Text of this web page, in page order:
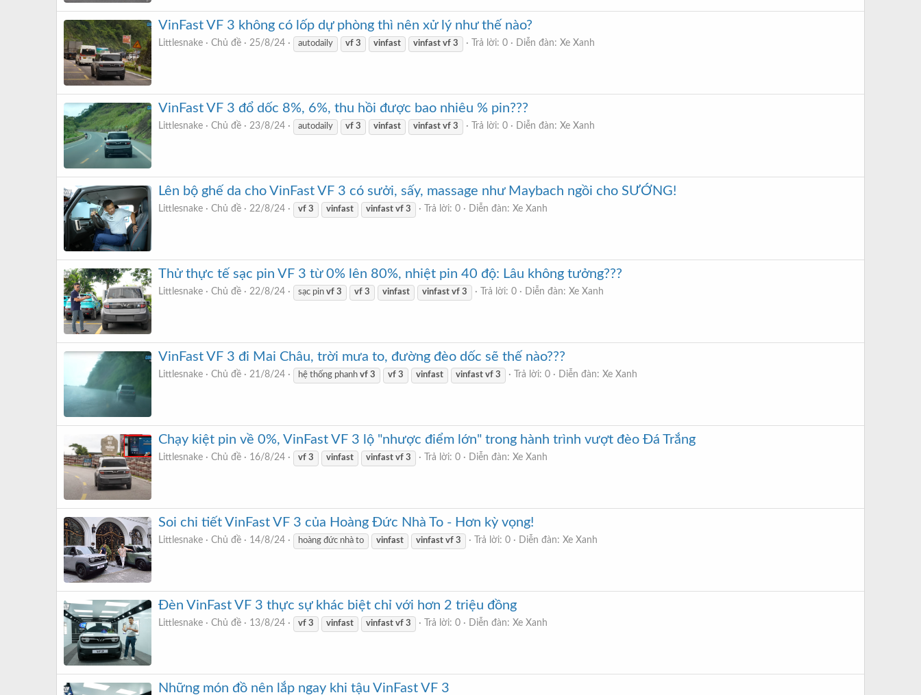
VinFast VF 3 không có lốp dự phòng thì nên xử lý như thế nào?
Littlesnake Chủ đề 25/8/24 autodaily vf 3 vinfast vinfast vf 3 Trả lời: 0 Diễn đàn: Xe Xanh
VinFast VF 3 đổ dốc 8%, 6%, thu hồi được bao nhiêu % pin???
Littlesnake Chủ đề 23/8/24 autodaily vf 3 vinfast vinfast vf 3 Trả lời: 0 Diễn đàn: Xe Xanh
Lên bộ ghế da cho VinFast VF 3 có sưởi, sấy, massage như Maybach ngồi cho SƯỚNG!
Littlesnake Chủ đề 22/8/24 vf 3 vinfast vinfast vf 3 Trả lời: 0 Diễn đàn: Xe Xanh
Thử thực tế sạc pin VF 3 từ 0% lên 80%, nhiệt pin 40 độ: Lâu không tưởng???
Littlesnake Chủ đề 22/8/24 sạc pin vf 3 vf 3 vinfast vinfast vf 3 Trả lời: 0 Diễn đàn: Xe Xanh
VinFast VF 3 đi Mai Châu, trời mưa to, đường đèo dốc sẽ thế nào???
Littlesnake Chủ đề 21/8/24 hệ thống phanh vf 3 vf 3 vinfast vinfast vf 3 Trả lời: 0 Diễn đàn: Xe Xanh
Chạy kiệt pin về 0%, VinFast VF 3 lộ "nhược điểm lớn" trong hành trình vượt đèo Đá Trắng
Littlesnake Chủ đề 16/8/24 vf 3 vinfast vinfast vf 3 Trả lời: 0 Diễn đàn: Xe Xanh
Soi chi tiết VinFast VF 3 của Hoàng Đức Nhà To - Hơn kỳ vọng!
Littlesnake Chủ đề 14/8/24 hoàng đức nhà to vinfast vinfast vf 3 Trả lời: 0 Diễn đàn: Xe Xanh
Đèn VinFast VF 3 thực sự khác biệt chỉ với hơn 2 triệu đồng
Littlesnake Chủ đề 13/8/24 vf 3 vinfast vinfast vf 3 Trả lời: 0 Diễn đàn: Xe Xanh
Những món đồ nên lắp ngay khi tậu VinFast VF 3